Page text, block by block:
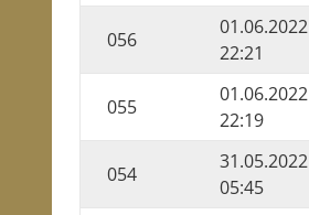
056
01.06.2022
22:21
055
01.06.2022
22:19
054
31.05.2022
05:45